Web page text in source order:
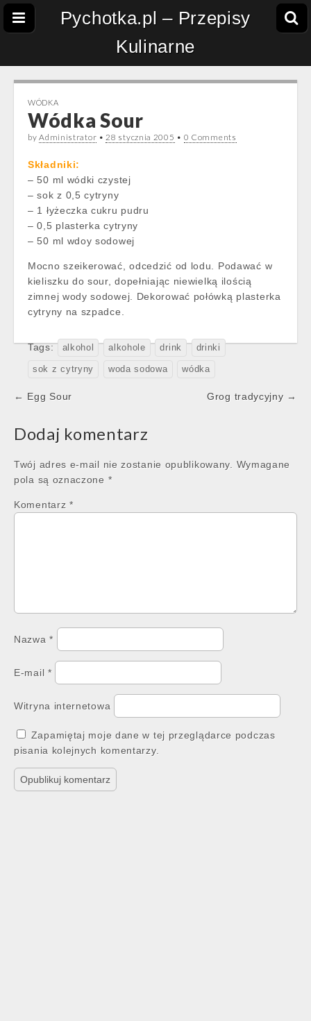
Pychotka.pl – Przepisy
Kulinarne
WÓDKA
Wódka Sour
byAdministrator •28 stycznia 2005 • 0 Comments
Składniki:
– 50 ml wódki czystej
– sok z 0,5 cytryny
– 1 łyżeczka cukru pudru
– 0,5 plasterka cytryny
– 50 ml wdoy sodowej
Mocno szeikerować, odcedzić od lodu. Podawać w
kieliszku do sour, dopełniając niewielką ilością
zimnej wody sodowej. Dekorować połówką plasterka
cytryny na szpadce.
Tags: alkohol alkohole drink drinki
sok z cytryny woda sodowa wódka
Post
← Egg Sour Grog tradycyjny →
Dodaj komentarz
Twój adres e-mail nie zostanie opublikowany.
Wymagane
pola są oznaczone *
Komentarz *
Nazwa*
E-mail *
Witryna internetowa
Zapamiętaj moje dane w tej przeglądarce podczas
pisania kolejnych komentarzy.